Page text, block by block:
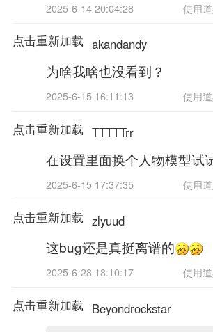
2025-6-14 20:04:28 使用
点击重新加载 akandandy
为啥我啥也没看到？
2025-6-15 16:11:13 使用
点击重新加载 TTTTTrr
在设置里面换个人物模型试
2025-6-15 17:37:35 使用
点击重新加载 zlyuud
这bug还是真挺离谱的
2025-6-28 18:10:17 使用
点击重新加载 Beyondrockstar